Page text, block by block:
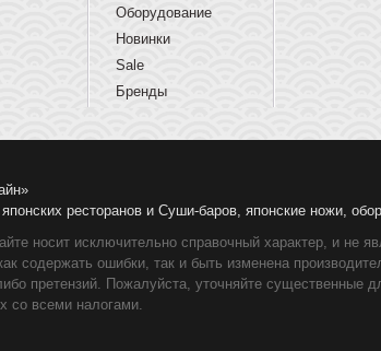
Оборудование
Новинки
Sale
Бренды
ресторанов и Суши-баров, японские ножи,
носит исключительно справочный характер, и не
содержать ошибки, так и быть изменена
претензий. Пожалуйста, уточняйте существенные
со всеми налогами.